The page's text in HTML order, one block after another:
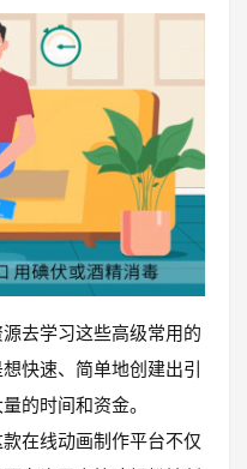
去学习这些高级常用的
快速、简单地创建出引
的时间和资金。
在线动画制作平台不仅